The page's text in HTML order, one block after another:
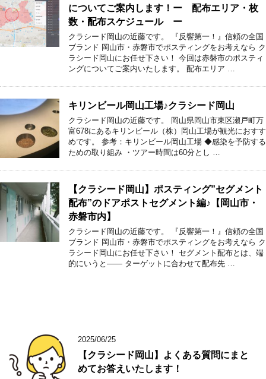
についてご案内します！ー 配布エリア・枚
数・配布スケジュール ー
クラシード岡山の近藤です。 『反響第一！』信頼の全国
ブランド 岡山市・赤磐市でポスティングをお考えなら ク
ラシード岡山にお任せ下さい！ 今回は赤磐市のポスティ
ングについてご案内いたします。 配布エリア …
キリンビール岡山工場♪クラシード岡山
クラシード岡山の近藤です。 岡山県岡山市東区瀬戸町万
富678にあるキリンビール（株）岡山工場が観光におすす
めです。 参考：キリンビール岡山工場 ◆感染を予防する
ための取り組み ・ツアー時間は60分とし …
【クラシード岡山】ポスティング”セグメント
配布”のドアポストセグメント編♪【岡山市・
赤磐市内】
クラシード岡山の近藤です。 『反響第一！』信頼の全国
ブランド 岡山市・赤磐市でポスティングをお考えなら ク
ラシード岡山にお任せ下さい！ セグメント配布とは、端
的にいうと―― ターゲットに合わせて配布先 …
2025/06/25
【クラシード岡山】よくある質問にまと
めてお答えいたします！